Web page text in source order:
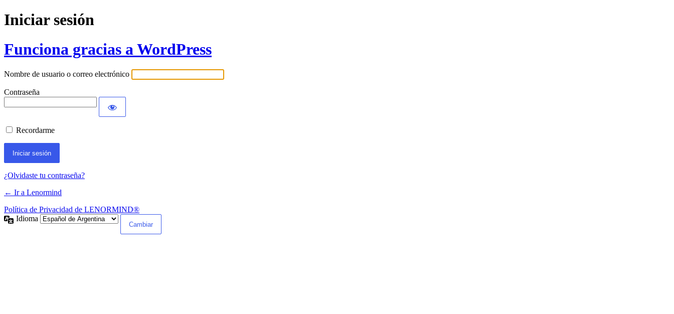
Iniciar sesión
Funciona gracias a WordPress
Nombre de usuario o correo electrónico
Contraseña
Recordarme
¿Olvidaste tu contraseña?
← Ir a Lenormind
Política de Privacidad de LENORMIND®
Idioma